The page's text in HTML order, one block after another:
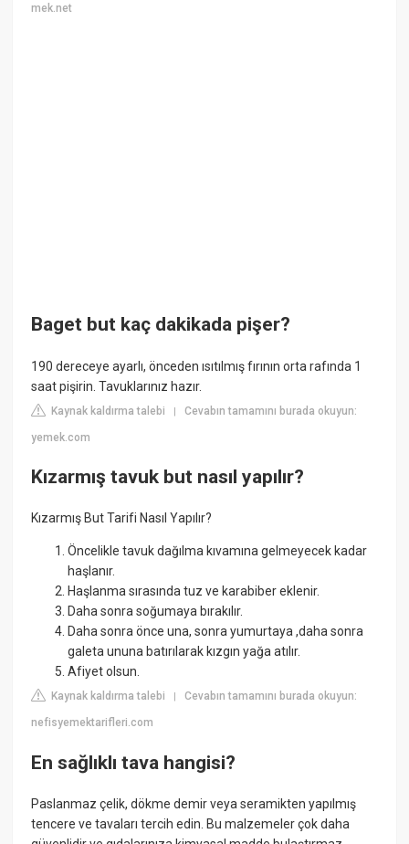
mek.net
Baget but kaç dakikada pişer?
190 dereceye ayarlı, önceden ısıtılmış fırının orta rafında 1
saat pişirin. Tavuklarınız hazır.
Kaynak kaldırma talebi |Cevabın tamamını burada okuyun:
yemek.com
Kızarmış tavuk but nasıl yapılır?
Kızarmış But Tarifi Nasıl Yapılır?
Öncelikle tavuk dağılma kıvamına gelmeyecek kadar
haşlanır.
Haşlanma sırasında tuz ve karabiber eklenir.
Daha sonra soğumaya bırakılır.
Daha sonra önce una, sonra yumurtaya ,daha sonra
galeta ununa batırılarak kızgın yağa atılır.
Afiyet olsun.
Kaynak kaldırma talebi |Cevabın tamamını burada okuyun:
nefisyemektarifleri.com
En sağlıklı tava hangisi?
Paslanmaz çelik, dökme demir veya seramikten yapılmış
tencere ve tavaları tercih edin. Bu malzemeler çok daha